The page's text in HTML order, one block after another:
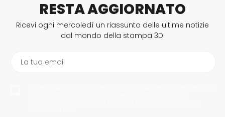
RESTA AGGIORNATO
Ricevi ogni mercoledì un riassunto delle ultime notizie
dal mondo della stampa 3D.
La tua email